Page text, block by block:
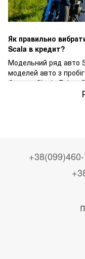
Як правильно
Scala в кредит?
Модельний ряд авто
моделей авто з
Octavia, Skoda Fabia,
Octavia Scout, Skoda
Щоб знайти бажану
,
як: Київ, Харків,
Кропивницький,
Декілька простих
Обирайте авто